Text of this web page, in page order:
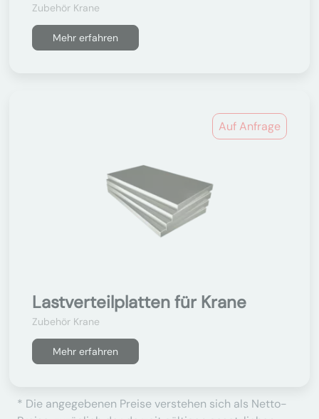
Zubehör Krane
Mehr erfahren
Auf Anfrage
Lastverteilplatten für Krane
Zubehör Krane
Mehr erfahren
* Die angegebenen Preise verstehen sich als Netto-